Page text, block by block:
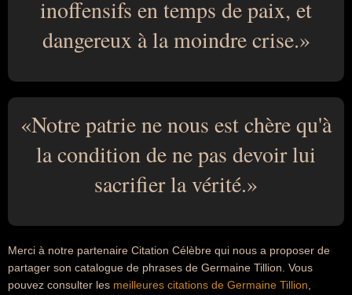
inoffensifs en temps de paix, et
dangereux à la moindre crise.
Notre patrie ne nous est chère qu'à
la condition de ne pas devoir lui
sacrifier la vérité.
Merci à notre partenaire Citation Célèbre qui nous a proposer de
partager son catalogue de phrases de Germaine Tillion. Vous
pouvez consulter les meilleures citations de Germaine Tillion